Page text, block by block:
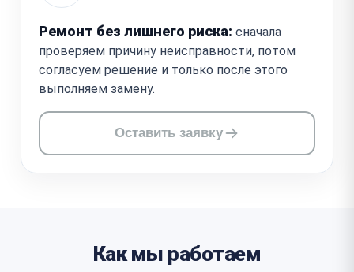
Ремонт без лишнего риска: сначала
проверяем причину неисправности, потом
согласуем решение и только после этого
выполняем замену.
Оставить заявку
Как мы работаем